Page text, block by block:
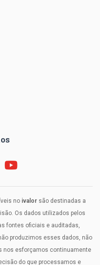
no ivalorsão destinadas a
Os dados utilizados pelos
fontes oficiais e auditadas,
produzimos esses dados, não
nos esforçamos continuamente
do que processamos e